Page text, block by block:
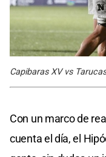
Capibaras XV vs
Con un marco de
cuenta el día, el